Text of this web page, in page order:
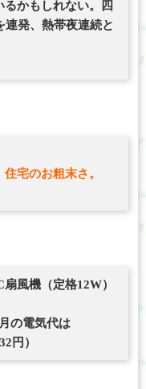
るかもしれない。四
連発、熱帯夜連続と
宅のお粗末さ。
風機（定格12W）
の電気代は
円）